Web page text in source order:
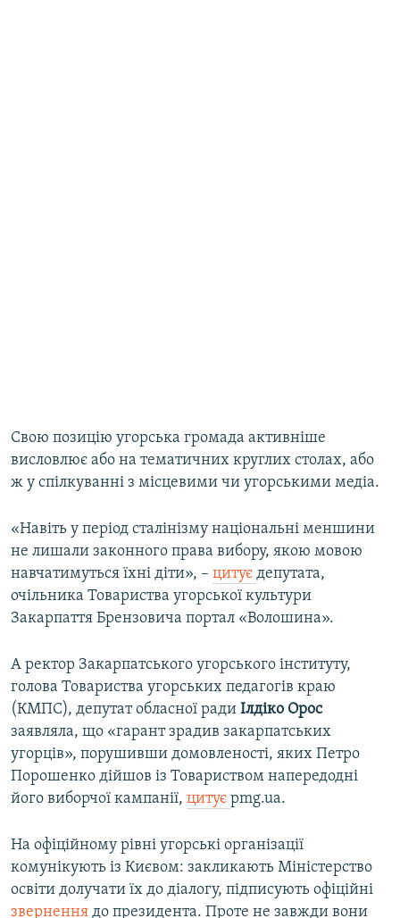
Свою позицію угорська громада активніше
висловлює або на тематичних круглих столах, або
ж у спілкуванні з місцевими чи угорськими медіа.
«Навіть у період сталінізму національні меншини
не лишали законного права вибору, якою мовою
навчатимуться їхні діти», – цитує депутата,
очільника Товариства угорської культури
Закарпаття Брензовича портал «Волошина».
А ректор Закарпатського угорського інституту,
голова Товариства угорських педагогів краю
(КМПС), депутат обласної ради Ілдіко Орос
заявляла, що «гарант зрадив закарпатських
угорців», порушивши домовленості, яких Петро
Порошенко дійшов із Товариством напередодні
його виборчої кампанії, цитує pmg.ua.
На офіційному рівні угорські організації
комунікують із Києвом: закликають Міністерство
освіти долучати їх до діалогу, підписують офіційні
звернення до президента. Проте не завжди вони